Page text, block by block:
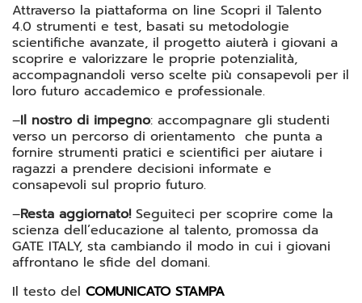
Attraverso la piattaforma on line Scopri il Talento
4.0 strumenti e test, basati su metodologie
scientifiche avanzate, il progetto aiuterà i giovani a
scoprire e valorizzare le proprie potenzialità,
accompagnandoli verso scelte più consapevoli per il
loro futuro accademico e professionale.
–Il nostro di impegno: accompagnare gli studenti
verso un percorso di orientamento che punta a
fornire strumenti pratici e scientifici per aiutare i
ragazzi a prendere decisioni informate e
consapevoli sul proprio futuro.
–Resta aggiornato!Seguiteci per scoprire come la
scienza dell’educazione al talento, promossa da
GATE ITALY, sta cambiando il modo in cui i giovani
affrontano le sfide del domani.
Il testo del COMUNICATO STAMPA